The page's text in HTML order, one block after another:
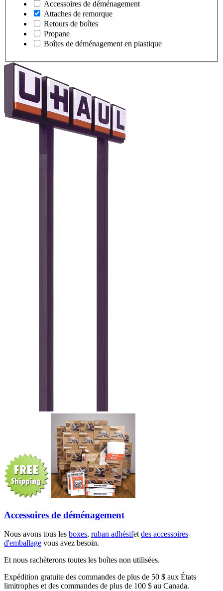
Accessoires de déménagement
Attaches de remorque
Retours de boîtes
Propane
Boîtes de déménagement en plastique
Accessoires de déménagement
Nous avons tous les boxes, ruban adhésifetdes accessoires
d'emballage vous avez besoin.
Et nous rachèterons toutes les boîtes non utilisées.
Expédition gratuite des commandes de plus de 50 $ aux États
limitrophes et des commandes de plus de 100 $ au Canada.